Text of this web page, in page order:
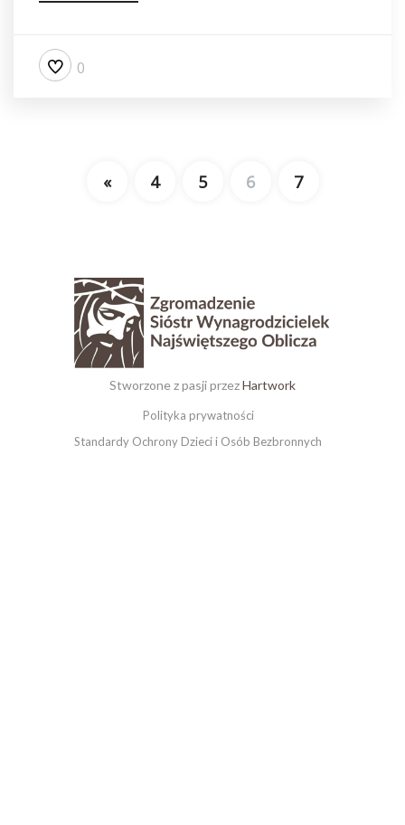
0
« 4 5 6 7
Stworzone z pasji przezHartwork
Polityka prywatności
Standardy Ochrony Dzieci i Osób Bezbronnych